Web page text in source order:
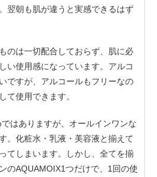
翌朝も肌が違うと実感できるはず
のは一切配合しておらず、肌に必
い使用感になっています。アルコ
ですが、アルコールもフリーなの
て使用できます。
はありますが、オールインワンな
。化粧水・乳液・美容液と揃えて
てしまいます。しかし、全てを揃
のAQUAMOIX1つだけで、1回の使